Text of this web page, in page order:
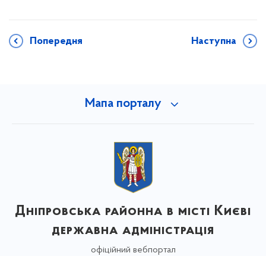
Попередня Наступна
Мапа порталу
Дніпровська районна в місті Києві
державна адміністрація
офіційний вебпортал